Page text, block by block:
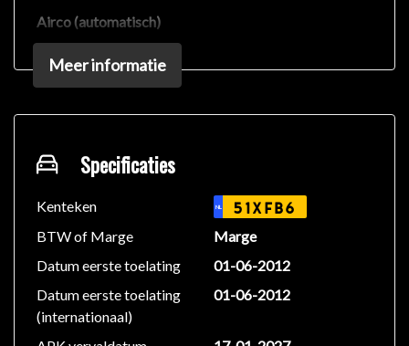
Airco (automatisch)
Armsteun voor
Automaatbak
Bluetooth
Buitenspiegels elektrisch verstel- en verwarmbaar
Dimlichten automatisch
Easy Life Pack
Eco/Sport Mode
Elektrische ramen voor en achter
Isofix bevestiging voor kinderzitjes
Lichtmetalen velgen 17 inch
Metaalkleur
Middenarmsteun
Mistlampen voor
Meer informatie
Specificaties
Kenteken NL 51XFB6
BTW of Marge
Marge
Datum eerste toelating
01-06-2012
Datum eerste toelating
(internationaal)
01-06-2012